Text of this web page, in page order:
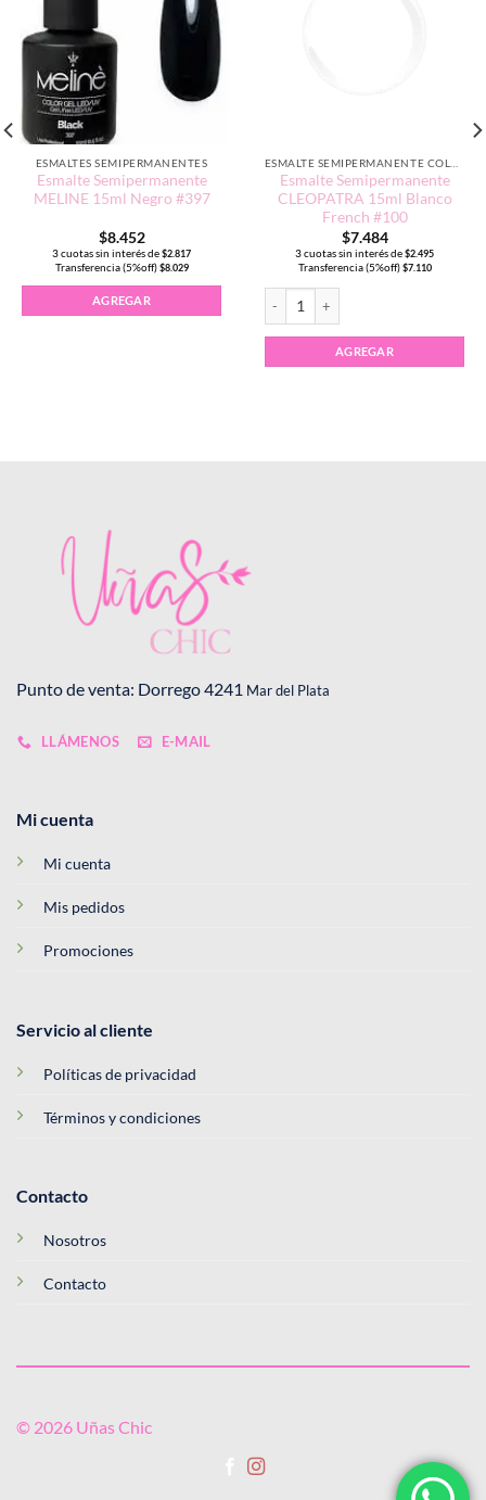
ESMALTES SEMIPERMANENTES
Esmalte Semipermanente
MELINE 15ml Negro #397
$8.452
3 cuotas sin interés de $2.817
Transferencia (5%off) $8.029
AGREGAR
Esmalte Semipermanente
CLEOPATRA 15ml Blanco
French #100
$7.484
3 cuotas sin interés de $2.495
Transferencia (5%off) $7.110
Esmalte Semipermanente
AGREGAR
Punto de venta: Dorrego 4241 Mar del Plata
LLÁMENOS E-MAIL
Mi cuenta
Mi cuenta
Mis pedidos
Promociones
Servicio al cliente
Políticas de privacidad
Términos y condiciones
Contacto
Nosotros
Contacto
© 2026 Uñas Chic